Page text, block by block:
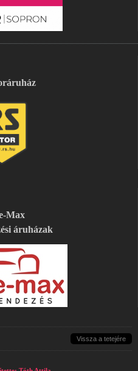
Max
áruházak
Vissza a tetejére